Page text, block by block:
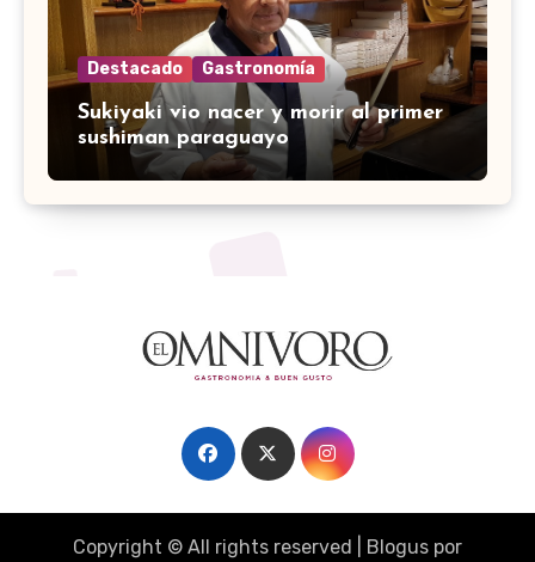
Destacado Gastronomía
Sukiyaki vio nacer y morir al primer
sushiman paraguayo
Copyright © All rights reserved Blogus por